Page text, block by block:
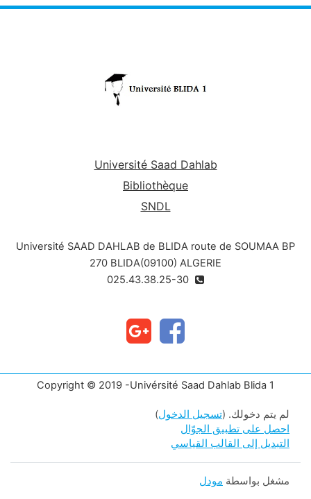
Université Saad Dahlab
Bibliothèque
SNDL
Université SAAD DAHLAB de BLIDA route de SOUMAA BP
270 BLIDA(09100) ALGERIE
Copyright © 2019 -Univérsité Saad Dahlab Blida 1
لم يتم دخولك. (تسجيل الدخول)
احصل على تطبيق الجوّال
التبديل إلى القالب القياسي
مشغل بواسطة مودل